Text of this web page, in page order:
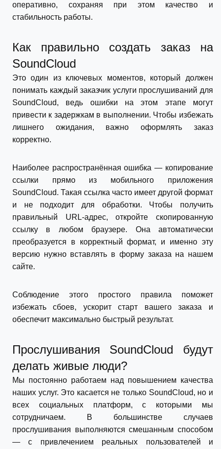
оперативно, сохраняя при этом качество и
стабильность работы.
Как правильно создать заказ на
SoundCloud
Это один из ключевых моментов, который должен
понимать каждый заказчик услуги прослушиваний для
SoundCloud, ведь ошибки на этом этапе могут
привести к задержкам в выполнении. Чтобы избежать
лишнего ожидания, важно оформлять заказ
корректно.
Наиболее распространённая ошибка — копирование
ссылки прямо из мобильного приложения
SoundCloud. Такая ссылка часто имеет другой формат
и не подходит для обработки. Чтобы получить
правильный URL-адрес, откройте скопированную
ссылку в любом браузере. Она автоматически
преобразуется в корректный формат, и именно эту
версию нужно вставлять в форму заказа на нашем
сайте.
Соблюдение этого простого правила поможет
избежать сбоев, ускорит старт вашего заказа и
обеспечит максимально быстрый результат.
Прослушивания SoundCloud будут
делать живые люди?
Мы постоянно работаем над повышением качества
наших услуг. Это касается не только SoundCloud, но и
всех социальных платформ, с которыми мы
сотрудничаем. В большинстве случаев
прослушивания выполняются смешанным способом
— с привлечением реальных пользователей и